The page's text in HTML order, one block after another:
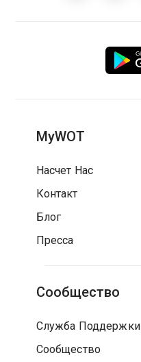
MyWOT
Насчет Нас
Контакт
Блог
Пресса
Сообщество
Служба Поддержки
Сообщество